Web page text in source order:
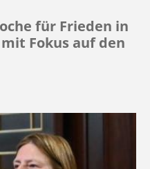
für Frieden in
Fokus auf den